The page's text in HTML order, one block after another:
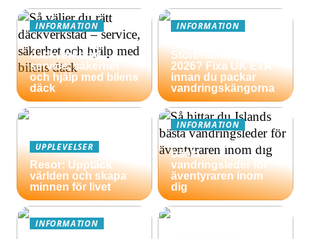
INFORMATION
Så väljer du rätt
däckverkstad –
service, säkerhet
och hjälp med bilens
däck
INFORMATION
Storbritannien
2026? Fixa UK ETA
innan du packar
vandringskängorna
UPPLEVELSER
Resor: Upptäck
världen och skapa
minnen för livet
INFORMATION
Så hittar du Islands
bästa
vandringsleder för
äventyraren inom
dig
INFORMATION